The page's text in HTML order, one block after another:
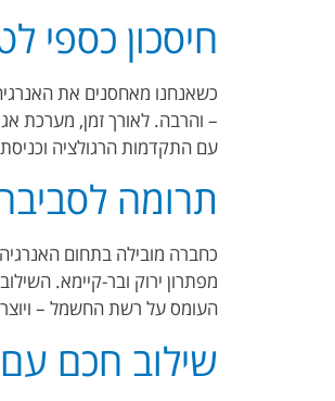
חיסכון כספי
כשאנחנו מאחסנים את
– והרבה. לאורך זמן, מערכת
עם התקדמות הרגולציה
תרומה
כחברה מובילה בתחום
מפתרון ירוק ובר-קיימא.
העומס על רשת החשמל –
שילוב חכם עם